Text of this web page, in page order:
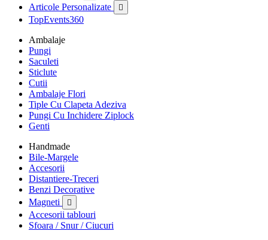
Articole Personalizate 
TopEvents360
Ambalaje
Pungi
Saculeti
Sticlute
Cutii
Ambalaje Flori
Tiple Cu Clapeta Adeziva
Pungi Cu Inchidere Ziplock
Genti
Handmade
Bile-Margele
Accesorii
Distantiere-Treceri
Benzi Decorative
Magneti

Accesorii tablouri
Sfoara / Snur / Ciucuri